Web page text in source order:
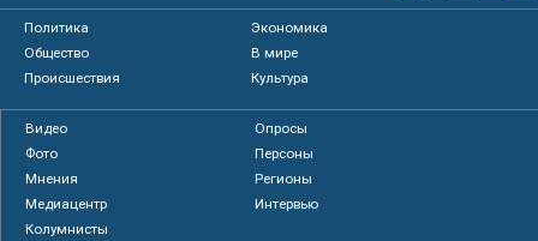
Политика
Экономика
Общество
В мире
Происшествия
Культура
Видео
Опросы
Фото
Персоны
Мнения
Регионы
Медиацентр
Интервью
Колумнисты